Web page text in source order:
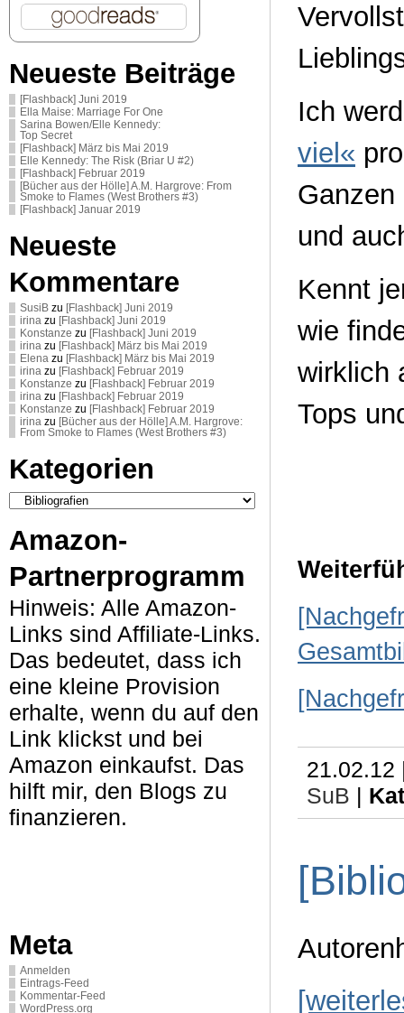
Neueste Beiträge
[Flashback] Juni 2019
Ella Maise: Marriage For One
Sarina Bowen/Elle Kennedy:
Top Secret
[Flashback] März bis Mai 2019
Elle Kennedy: The Risk (Briar U #2)
[Flashback] Februar 2019
[Bücher aus der Hölle] A.M. Hargrove: From
Smoke to Flames (West Brothers #3)
[Flashback] Januar 2019
Neueste
Kommentare
SusiB zu [Flashback] Juni 2019
irina zu [Flashback] Juni 2019
Konstanze zu [Flashback] Juni 2019
irina zu [Flashback] März bis Mai 2019
Elena zu [Flashback] März bis Mai 2019
irina zu [Flashback] Februar 2019
Konstanze zu [Flashback] Februar 2019
irina zu [Flashback] Februar 2019
Konstanze zu [Flashback] Februar 2019
irina zu [Bücher aus der Hölle] A.M. Hargrove:
From Smoke to Flames (West Brothers #3)
Kategorien
Kategorien
Amazon-
Partnerprogramm
Hinweis: Alle Amazon-
Links sind Affiliate-Links.
Das bedeutet, dass ich
eine kleine Provision
erhalte, wenn du auf den
Link klickst und bei
Amazon einkaufst. Das
hilft mir, den Blogs zu
finanzieren.
Meta
Anmelden
Eintrags-Feed
Kommentar-Feed
WordPress.org
Ich
viel«
Ganzen
und
Kennt
wie
wirklich
Tops
SuB |